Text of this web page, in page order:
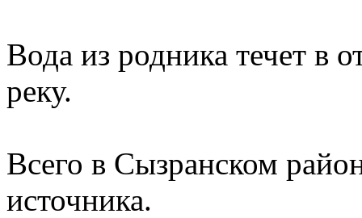
Вода из родника течет в
реку.
Всего в Сызранском
источника.